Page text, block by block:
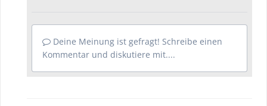
Deine Meinung ist gefragt! Schreibe einen
Kommentar und diskutiere mit....